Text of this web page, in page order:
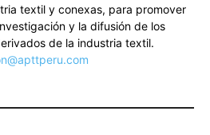
textil y conexas, para promover
y la difusión de los
de la industria textil.